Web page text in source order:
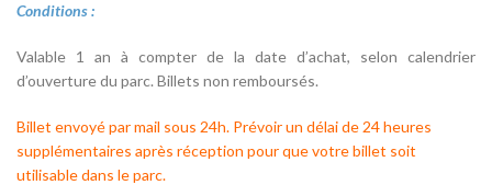
Conditions :
Valable 1 an à compter de la date d’achat, selon calendrier
d’ouverture du parc. Billets non remboursés.
Billet envoyé par mail sous 24h. Prévoir un délai de 24 heures
supplémentaires après réception pour que votre billet soit
utilisable dans le parc.